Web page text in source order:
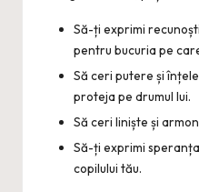
Să-ți exprimi
pentru bucuria pe
Să ceri putere și
proteja pe drumul lui.
Să ceri liniște și
Să-ți exprimi
copilului tău.